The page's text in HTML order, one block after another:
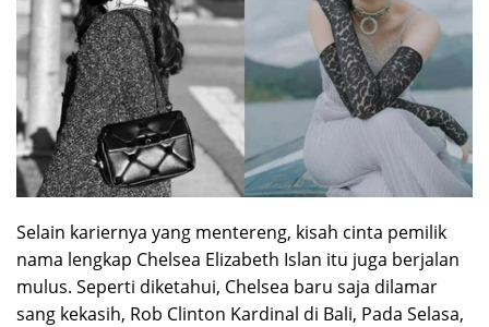
Selain kariernya yang mentereng, kisah cinta pemilik
nama lengkap Chelsea Elizabeth Islan itu juga berjalan
mulus. Seperti diketahui, Chelsea baru saja dilamar
sang kekasih, Rob Clinton Kardinal di Bali, Pada Selasa,